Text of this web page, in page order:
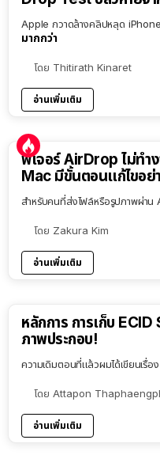
Apple กวาดล้างคลิปหลุด
มากกว่า
โดย Thitirath Kinaret
อ่านเพิ่มเติม
ฟีเจอร์ AirDrop ไม่ทำ
Mac มีขั้นตอนแก้ไขอย่
สำหรับคนที่ส่งไฟล์หรือรูปภาพผ่าน
โดย Zakura Kim
อ่านเพิ่มเติม
หลักการ การเก็บ
ภาพประกอบ!
ความเดิมตอนที่แล้วผมได้เขียนเรื่
โดย Attapon
อ่านเพิ่มเติม